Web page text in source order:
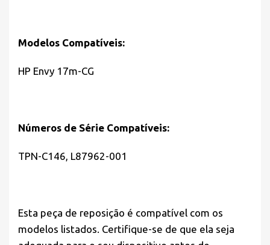
Modelos Compatíveis:
HP Envy 17m-CG
Números de Série Compatíveis:
TPN-C146, L87962-001
Esta peça de reposição é compatível com os
modelos listados. Certifique-se de que ela seja